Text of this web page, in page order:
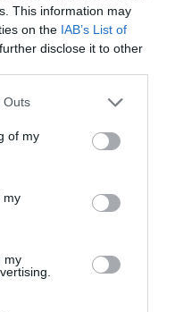
This information may
on the IAB’s List of
disclose it to other
Outs
of my
my
my